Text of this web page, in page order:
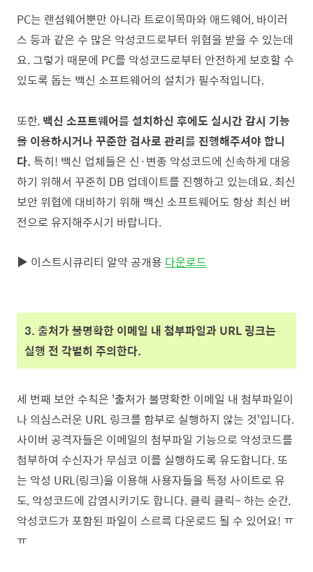
PC는 랜섬웨어뿐만 아니라 트로이목마와 애드웨어, 바이러
스 등과 같은 수 많은 악성코드로부터 위협을 받을 수 있는데
요. 그렇기 때문에 PC를 악성코드로부터 안전하게 보호할 수
있도록 돕는 백신 소프트웨어의 설치가 필수적입니다.
또한, 백신 소프트웨어를 설치하신 후에도 실시간 감시 기능
을 이용하시거나 꾸준한 검사로 관리를 진행해주셔야 합니
다. 특히! 백신 업체들은 신·변종 악성코드에 신속하게 대응
하기 위해서 꾸준히 DB 업데이트를 진행하고 있는데요. 최신
보안 위협에 대비하기 위해 백신 소프트웨어도 항상 최신 버
전으로 유지해주시기 바랍니다.
▶ 이스트시큐리티 알약 공개용 다운로드
3. 출처가 불명확한 이메일 내 첨부파일과 URL 링크는
실행 전 각별히 주의한다.
세 번째 보안 수칙은 '출처가 불명확한 이메일 내 첨부파일이
나 의심스러운 URL 링크를 함부로 실행하지 않는 것'입니다.
사이버 공격자들은 이메일의 첨부파일 기능으로 악성코드를
첨부하여 수신자가 무심코 이를 실행하도록 유도합니다. 또
는 악성 URL(링크)을 이용해 사용자들을 특정 사이트로 유
도, 악성코드에 감염시키기도 합니다. 클릭 클릭~ 하는 순간,
악성코드가 포함된 파일이 스르륵 다운로드 될 수 있어요! ㅠ
ㅠ